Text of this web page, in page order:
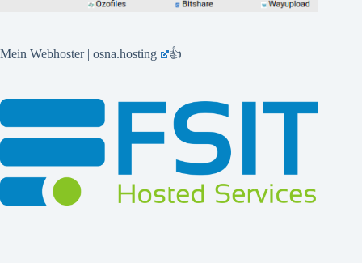
Mein Webhoster | osna.hosting 👍